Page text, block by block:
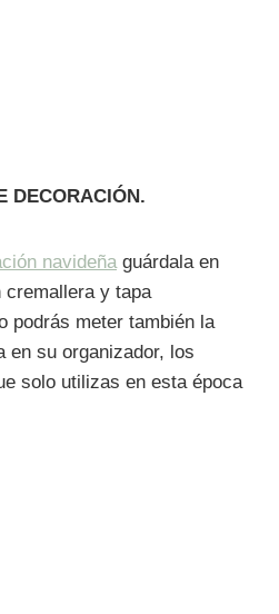
DECORACIÓN.
navideña guárdala en
cremallera y tapa
podrás meter también la
en su organizador, los
solo utilizas en esta época